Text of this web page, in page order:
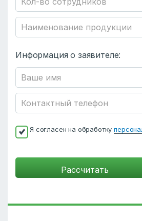
Информация о заявителе:
Я согласен на обработку